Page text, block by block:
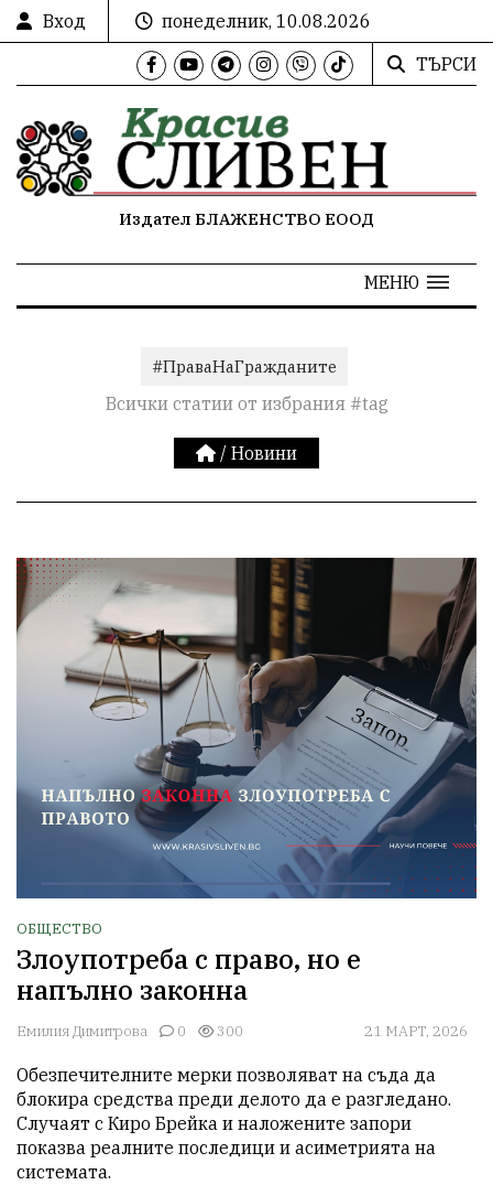
Вход
понеделник, 10.08.2026
ТЪРСИ
Издател БЛАЖЕНСТВО ЕООД
МЕНЮ
#ПраваНаГражданите
Всички статии от избрания #tag
/ Новини
ОБЩЕСТВО
Злоупотреба с право, но е
напълно законна
Емилия Димитрова 0 300 21 МАРТ, 2026
Обезпечителните мерки позволяват на съда да
блокира средства преди делото да е разгледано.
Случаят с Киро Брейка и наложените запори
показва реалните последици и асиметрията на
системата.